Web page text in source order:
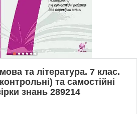
та література. 7 клас.
та самостійні
знань 289214